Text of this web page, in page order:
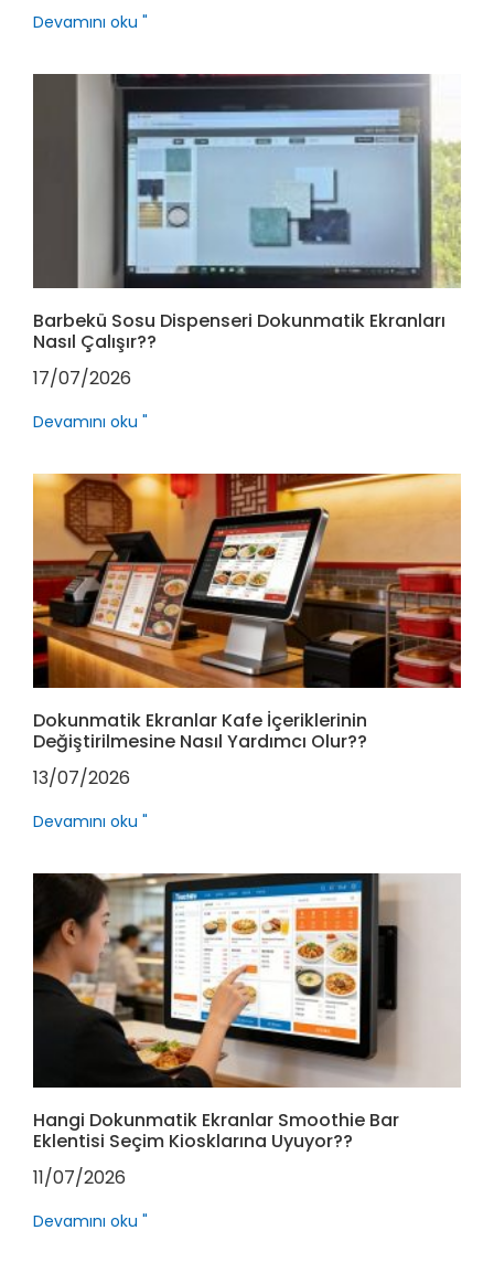
Devamını oku "
Barbekü Sosu Dispenseri Dokunmatik Ekranları
Nasıl Çalışır??
17/07/2026
Devamını oku "
Dokunmatik Ekranlar Kafe İçeriklerinin
Değiştirilmesine Nasıl Yardımcı Olur??
13/07/2026
Devamını oku "
Hangi Dokunmatik Ekranlar Smoothie Bar
Eklentisi Seçim Kiosklarına Uyuyor??
11/07/2026
Devamını oku "